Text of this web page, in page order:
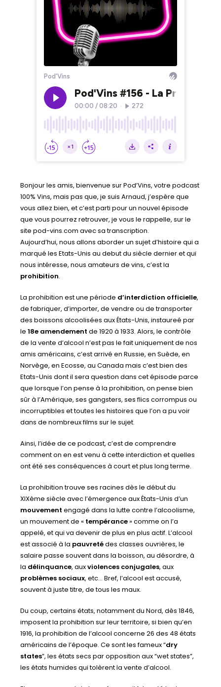
Bonjour les amis, bienvenue sur Pod’Vins, votre podcast
100% Vins, mais pas que, je suis Arnaud, j’espère que
vous allez bien, et c’est parti pour un nouvel épisode
que vous pourrez retrouver, je vous le rappelle, sur le
site pod-vins.com avec sa transcription.
Aujourd’hui, nous allons aborder un sujet d’histoire qui a
marqué les Etats-Unis au debut du siècle dernier et qui
nous intéresse, nous amateurs de vins, c’est la
prohibition.
La prohibition est une période d’interdiction officielle,
de fabriquer, d’importer, de vendre ou de transporter
des boissons alcoolisées aux États-Unis, instaureé par
le18e amendement de 1920 à 1933. Alors, le contrôle
de la vente d’alcool n’est pas le fait uniquement de nos
amis américains, c’est arrivé en Russie, en Suède, en
Norvège, en Ecosse, au Canada mais c’est bien des
Etats-Unis dont il sera question dans cet épisode parce
que lorsque l’on pense à la prohibition, on pense bien
sûr à l’Amérique, ses gangsters, ses flics corrompus ou
incorruptibles et toutes les histoires que l’on a pu voir
dans de nombreux films sur le sujet.
Ainsi, l’idée de ce podcast, c’est de comprendre
comment on en est venu à cette interdiction et quelles
ont été ses conséquences à court et plus long terme.
La prohibition trouve ses racines dès le début du
XIXème siècle avec l’émergence aux États-Unis d’un
mouvementengagé dans la lutte contre l’alcoolisme,
un mouvement de « tempérance » comme on l’a
appelé, et qui va devenir de plus en plus actif. L’alcool
est associé à la pauvretédes classes ouvrières, le
salaire passe souvent dans la boisson, au désordre, à
la délinquance, auxviolences conjugales, aux
problèmes sociaux, etc… Bref, l’alcool est accusé,
souvent à juste titre, de tous les maux.
Du coup, certains états, notamment du Nord, dès 1846,
imposent la prohibition sur leur territoire, si bien qu’en
1916, la prohibition de l’alcool concerne 26 des 48 états
américains de l’époque. Ce sont les fameux “dry
states”, les états secs par opposition aux “wet states”,
les états humides qui tolèrent la vente d’alcool.